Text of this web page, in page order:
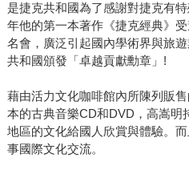
是捷克共和國為了感謝對捷克有
年他的第一本著作《捷克經典》
名會，廣泛引起國內學術界與旅
共和國頒發「卓越貢獻勳章」!
藉由活力文化咖啡館內所陳列販
本的古典音樂CD和DVD，高嵩明
地區的文化給國人欣賞與體驗。
事國際文化交流。